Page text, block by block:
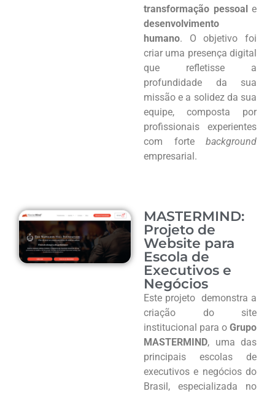
transformação pessoal e
desenvolvimento
humano. O objetivo foi
criar uma presença digital
que refletisse a
profundidade da sua
missão e a solidez da sua
equipe, composta por
profissionais experientes
com forte background
empresarial.
MASTERMIND:
Projeto de
Website para
Escola de
Executivos e
Negócios
Este projeto demonstra a
criação do site
institucional para o Grupo
MASTERMIND, uma das
principais escolas de
executivos e negócios do
Brasil, especializada no